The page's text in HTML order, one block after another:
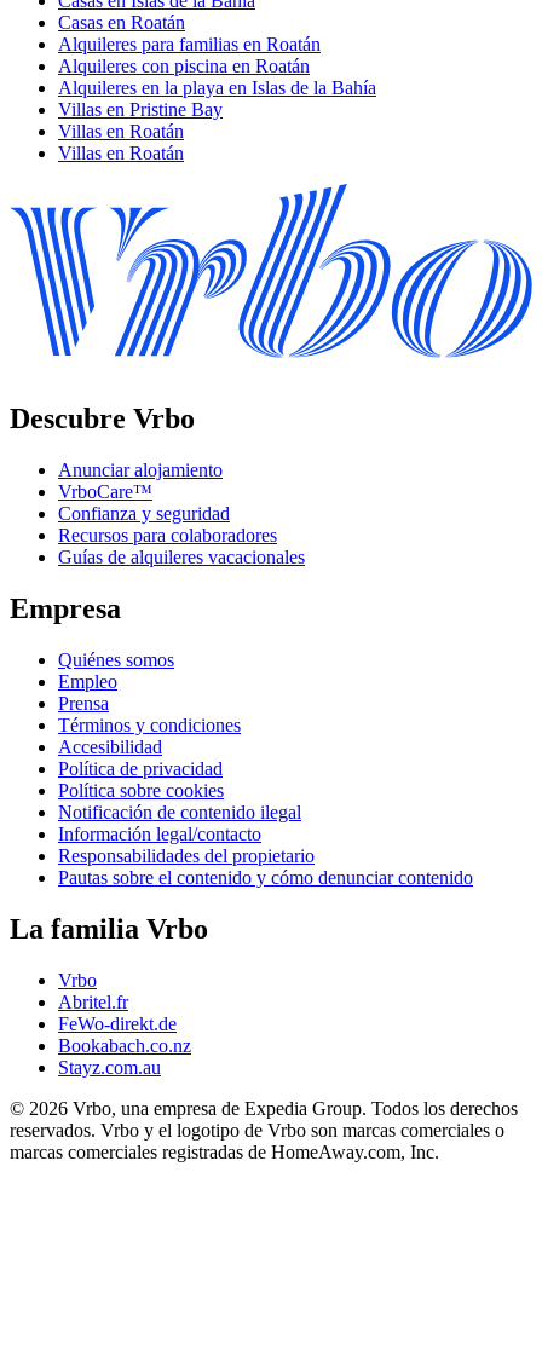
Casas en Roatán
Alquileres para familias en Roatán
Alquileres con piscina en Roatán
Alquileres en la playa en Islas de la Bahía
Villas en Pristine Bay
Villas en Roatán
Villas en Roatán
Descubre Vrbo
Anunciar alojamiento
VrboCare™
Confianza y seguridad
Recursos para colaboradores
Guías de alquileres vacacionales
Empresa
Quiénes somos
Empleo
Prensa
Términos y condiciones
Accesibilidad
Política de privacidad
Política sobre cookies
Notificación de contenido ilegal
Información legal/contacto
Responsabilidades del propietario
Pautas sobre el contenido y cómo denunciar contenido
La familia Vrbo
Vrbo
Abritel.fr
FeWo-direkt.de
Bookabach.co.nz
Stayz.com.au
© 2026 Vrbo, una empresa de Expedia Group. Todos los derechos
reservados. Vrbo y el logotipo de Vrbo son marcas comerciales o
marcas comerciales registradas de HomeAway.com, Inc.